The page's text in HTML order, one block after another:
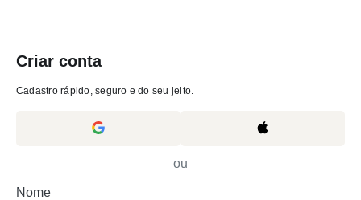
Criar conta
Cadastro rápido, seguro e do seu jeito.
ou
Nome